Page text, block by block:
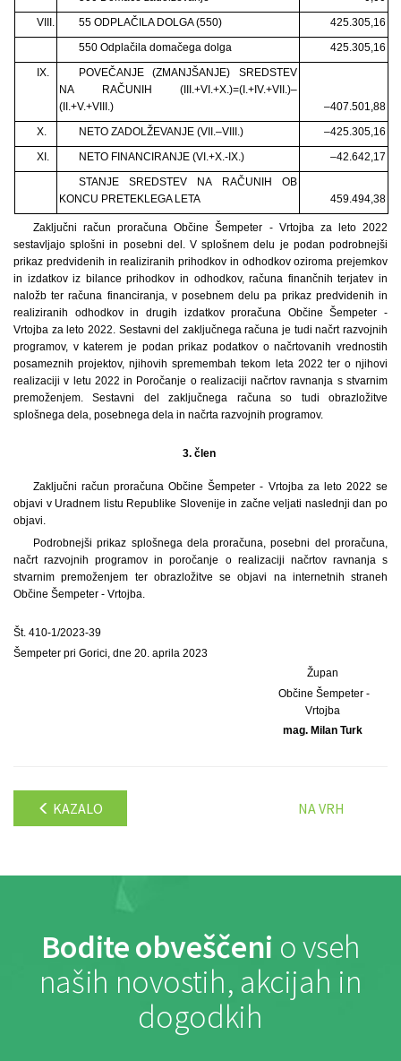
VIII.
55 ODPLAČILA DOLGA (550)
425.305,16
550 Odplačila domačega dolga
425.305,16
IX.
POVEČANJE (ZMANJŠANJE) SREDSTEV
NA RAČUNIH (III.+VI.+X.)=(I.+IV.+VII.)–
(II.+V.+VIII.)
–407.501,88
X.
NETO ZADOLŽEVANJE (VII.–VIII.)
–425.305,16
XI.
NETO FINANCIRANJE (VI.+X.-IX.)
–42.642,17
STANJE SREDSTEV NA RAČUNIH OB
KONCU PRETEKLEGA LETA
459.494,38
Zaključni račun proračuna Občine Šempeter - Vrtojba za leto 2022
sestavljajo splošni in posebni del. V splošnem delu je podan podrobnejši
prikaz predvidenih in realiziranih prihodkov in odhodkov oziroma prejemkov
in izdatkov iz bilance prihodkov in odhodkov, računa finančnih terjatev in
naložb ter računa financiranja, v posebnem delu pa prikaz predvidenih in
realiziranih odhodkov in drugih izdatkov proračuna Občine Šempeter -
Vrtojba za leto 2022. Sestavni del zaključnega računa je tudi načrt razvojnih
programov, v katerem je podan prikaz podatkov o načrtovanih vrednostih
posameznih projektov, njihovih spremembah tekom leta 2022 ter o njihovi
realizaciji v letu 2022 in Poročanje o realizaciji načrtov ravnanja s stvarnim
premoženjem. Sestavni del zaključnega računa so tudi obrazložitve
splošnega dela, posebnega dela in načrta razvojnih programov.
3. člen
Zaključni račun proračuna Občine Šempeter - Vrtojba za leto 2022 se
objavi v Uradnem listu Republike Slovenije in začne veljati naslednji dan po
objavi.
Podrobnejši prikaz splošnega dela proračuna, posebni del proračuna,
načrt razvojnih programov in poročanje o realizaciji načrtov ravnanja s
stvarnim premoženjem ter obrazložitve se objavi na internetnih straneh
Občine Šempeter - Vrtojba.
Št. 410-1/2023-39
Šempeter pri Gorici, dne 20. aprila 2023
Župan
Občine Šempeter -
Vrtojba
mag. Milan Turk
KAZALO NA VRH
Bodite obveščeni o vseh
naših novostih, akcijah in
dogodkih